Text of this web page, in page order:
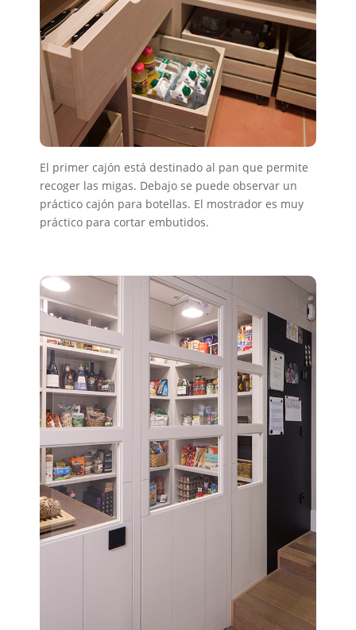
El primer cajón está destinado al pan que permite
recoger las migas. Debajo se puede observar un
práctico cajón para botellas. El mostrador es muy
práctico para cortar embutidos.